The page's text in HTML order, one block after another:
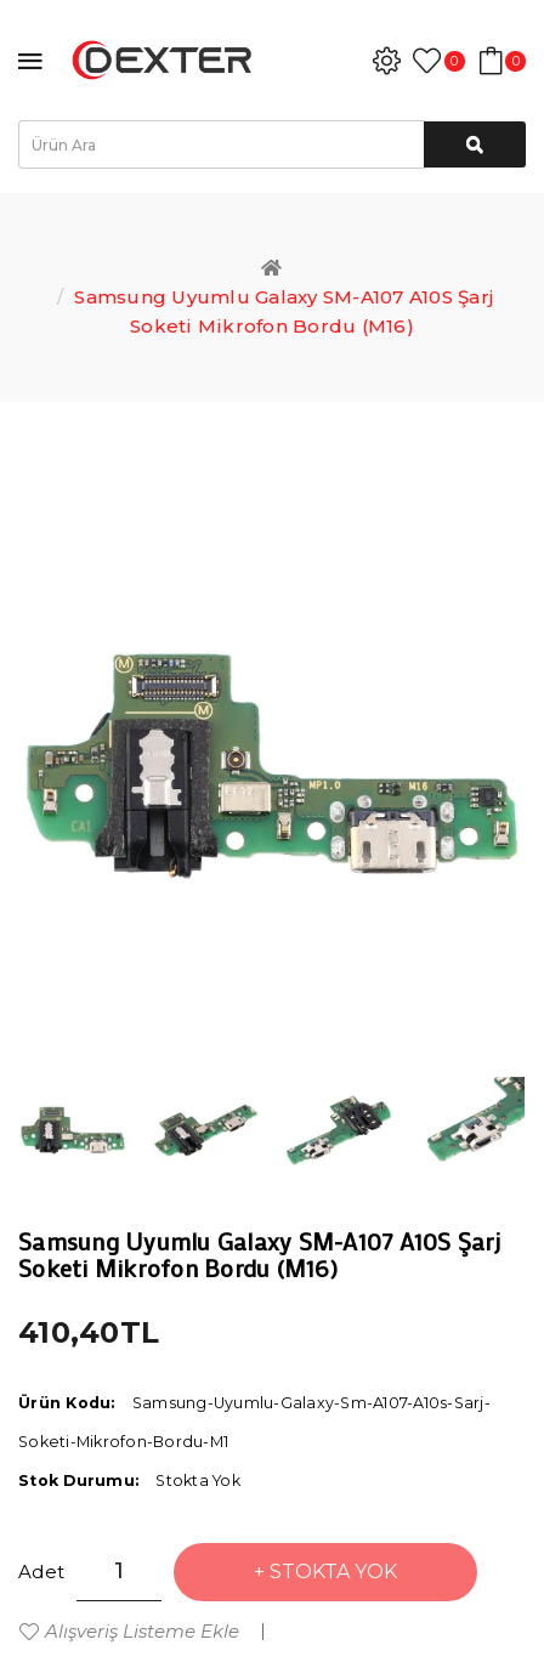
0 0
Samsung Uyumlu Galaxy SM-A107 A10S Şarj
Soketi Mikrofon Bordu (M16)
Samsung Uyumlu Galaxy SM-A107 A10S Şarj
Soketi Mikrofon Bordu (M16)
410,40TL
Ürün Kodu: Samsung-Uyumlu-Galaxy-Sm-A107-A10s-Sarj-
Soketi-Mikrofon-Bordu-M1
Stok Durumu: Stokta Yok
Adet STOKTA YOK
Alışveriş Listeme Ekle